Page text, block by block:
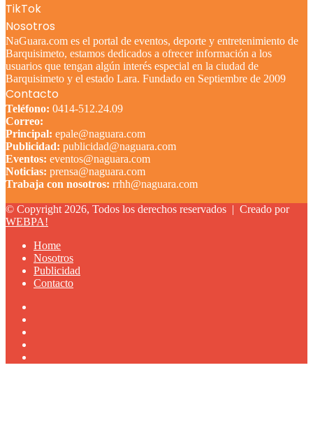
TikTok
Nosotros
NaGuara.com es el portal de eventos, deporte y entretenimiento de
Barquisimeto, estamos dedicados a ofrecer información a los
usuarios que tengan algún interés especial en la ciudad de
Barquisimeto y el estado Lara. Fundado en Septiembre de 2009
Contacto
Teléfono: 0414-512.24.09
Correo:
Principal: epale@naguara.com
Publicidad: publicidad@naguara.com
Eventos: eventos@naguara.com
Noticias: prensa@naguara.com
Trabaja con nosotros: rrhh@naguara.com
© Copyright 2026, Todos los derechos reservados | Creado por
WEBPA!
Home
Nosotros
Publicidad
Contacto